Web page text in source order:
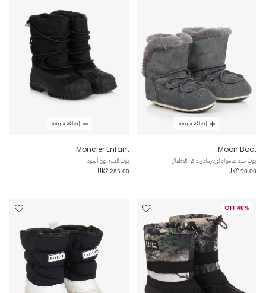
إضافة سريعة
Moon Boot
بوت جلد شامواه لون رمادي داكن للأطفال
UK£ 90.00
إضافة سريعة
Moncler Enfant
بوت للثلج لون أسود
UK£ 285.00
40% OFF